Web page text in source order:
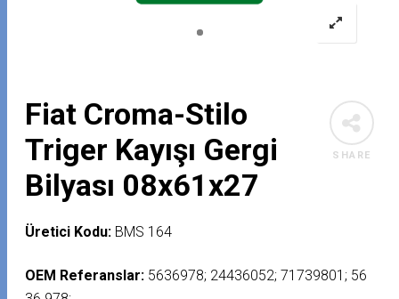
SHARE
Fiat Croma-Stilo
Triger Kayışı Gergi
Bilyası 08x61x27
Üretici Kodu: BMS 164
OEM Referanslar: 5636978; 24436052; 71739801; 56